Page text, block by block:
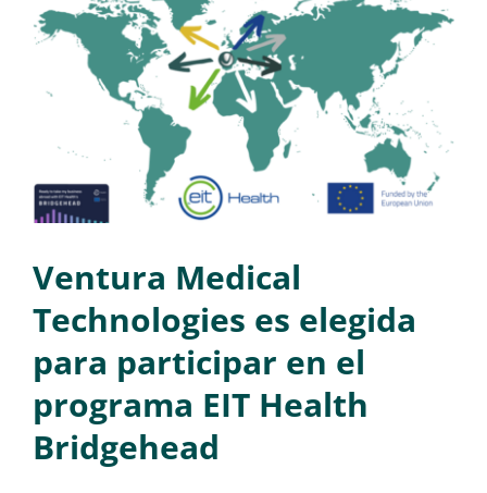
Ventura Medical
Technologies es elegida
para participar en el
programa EIT Health
Bridgehead